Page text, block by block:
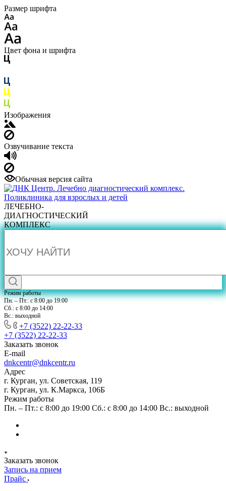
Размер шрифта
Цвет фона и шрифта
Изображения
Озвучивание текста
Обычная версия сайта
ЛЕЧЕБНО-
ДИАГНОСТИЧЕСКИЙ
КОМПЛЕКС
Режим работы
Пн. – Пт.: с 8:00 до 19:00
Сб.: с 8:00 до 14:00
Вс.: выходной
+7 (3522) 22-22-33
+7 (3522) 22-22-33
Заказать звонок
E-mail
dnkcentr@dnkcentr.ru
Адрес
г. Курган, ул. Советская, 119
г. Курган, ул. К.Маркса, 106Б
Режим работы
Пн. – Пт.: с 8:00 до 19:00 Сб.: с 8:00 до 14:00 Вс.: выходной
Заказать звонок
Запись на прием
Прайс